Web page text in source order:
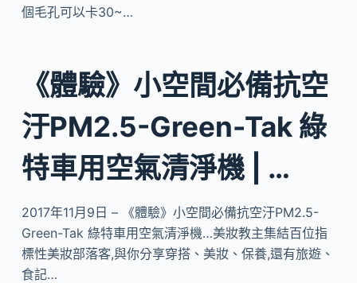
個毛孔可以卡30~…
《體驗》小空間必備抗空
汙PM2.5-Green-Tak 綠
特車用空氣清淨機 | …
2017年11月9日 – 《體驗》小空間必備抗空汙PM2.5-
Green-Tak 綠特車用空氣清淨機…美妝教主集結百位指
標性美妝部落客,與你分享穿搭、美妝、保養,還有旅遊、
食記…